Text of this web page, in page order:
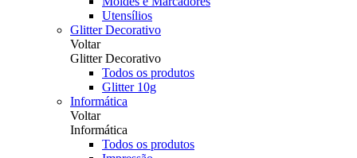
Utensílios
Glitter Decorativo
Voltar
Glitter Decorativo
Todos os produtos
Glitter 10g
Informática
Voltar
Informática
Todos os produtos